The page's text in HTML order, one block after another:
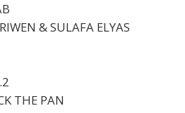
& SULAFA ELYAS
THE PAN